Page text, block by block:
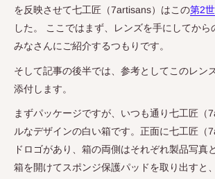
を反映させて七工匠（7artisans）はこの第2
した。 ここではまず、レンズを手にしてから
みなさんにご紹介するつもりです。
そして記事の後半では、参考としてこのレン
添付します。
まずパッケージですが、いつも通り七工匠（
ルなデザインの白い箱です。正面に七工匠（
ドロゴがあり、箱の両側はそれぞれ製品写真
箱を開けてスポンジ保護パッドを取り出すと、